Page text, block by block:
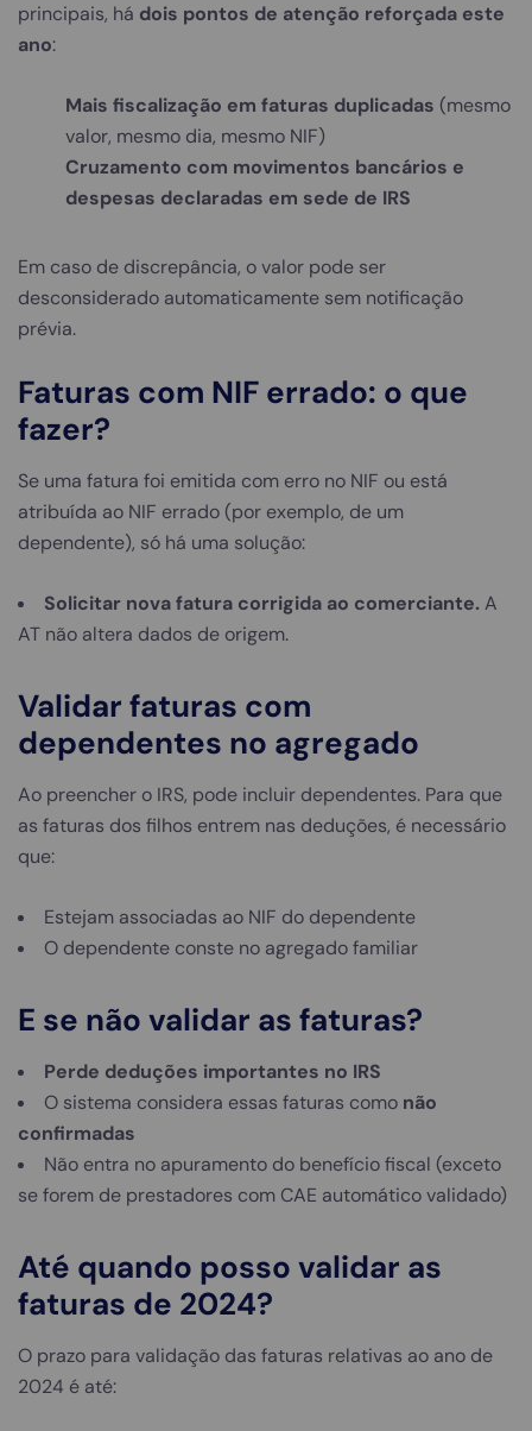
principais, há dois pontos de atenção reforçada este
ano:
Mais fiscalização em faturas duplicadas (mesmo
valor, mesmo dia, mesmo NIF)
Cruzamento com movimentos bancários e
despesas declaradas em sede de IRS
Em caso de discrepância, o valor pode ser
desconsiderado automaticamente sem notificação
prévia.
Faturas com NIF errado: o que
fazer?
Se uma fatura foi emitida com erro no NIF ou está
atribuída ao NIF errado (por exemplo, de um
dependente), só há uma solução:
Solicitar nova fatura corrigida ao comerciante.A
AT não altera dados de origem.
Validar faturas com
dependentes no agregado
Ao preencher o IRS, pode incluir dependentes. Para que
as faturas dos filhos entrem nas deduções, é necessário
que:
Estejam associadas ao NIF do dependente
O dependente conste no agregado familiar
E se não validar as faturas?
Perde deduções importantes no IRS
O sistema considera essas faturas como não
confirmadas
Não entra no apuramento do benefício fiscal (exceto
se forem de prestadores com CAE automático validado)
Até quando posso validar as
faturas de 2024?
O prazo para validação das faturas relativas ao ano de
2024 é até: